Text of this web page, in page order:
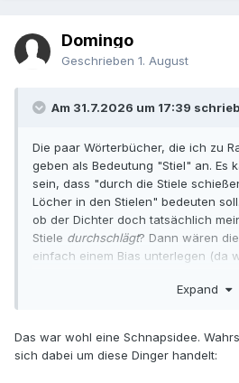
Domingo
Geschrieben 1. August
Am 31.7.2026 um 17:39
Die paar Wörterbücher, die ich zu
geben als Bedeutung "Stiel" an. Es
sein, dass "durch die Stiele
Löcher in den Stielen" bedeuten
ob der Dichter doch tatsächlich
Stiele durchschlägt? Dann wären
einfach einem Bias unterlegen (da
das unmöglich ist - was wohl
was nicht realistisch ist.
Expand
Das war wohl eine Schnapsidee.
sich dabei um diese Dinger handelt: